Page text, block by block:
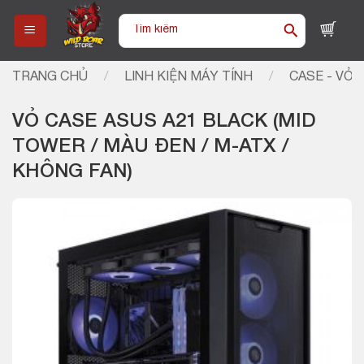
content
Tìm
TRANG CHỦ / LINH KIỆN MÁY TÍNH / CASE - VỎ
VỎ CASE ASUS A21 BLACK (MID
TOWER / MÀU ĐEN / M-ATX /
KHÔNG FAN)